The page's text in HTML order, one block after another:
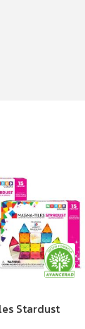
Stardust